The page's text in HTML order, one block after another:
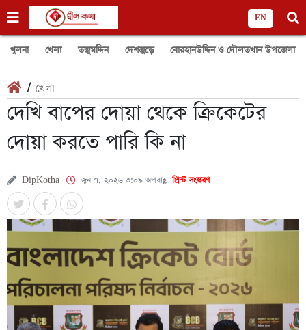
EN
খুলনা খেলা তজুমদ্দিন দেশজুড়ে বোরহানউদ্দিন ও দৌলতখান উপজেলা
/ খেলা
দেখি বাপের দোয়া থেকে ক্রিকেটের
দোয়া করতে পারি কি না
DipKotha জুন ৭, ২০২৬ ৩:০৯ অপরাহ্ণপ্রিন্ট সংস্করণ